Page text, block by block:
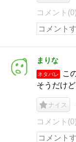
コメント(0)
まりな
ネタバレ
こ
そうだけ
ナイス
コメント(0)